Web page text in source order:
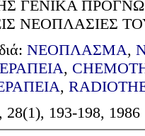
ΓΕΝΙΚΑ
ΝΕΟΠΛΑΣΙΕΣ
ΝΕΟΠΛΑΣΜΑ,
,
,
193-198, 1986